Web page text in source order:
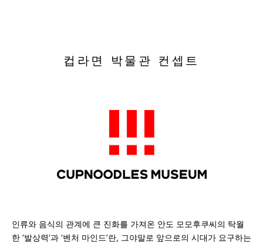
컵라면 박물관 컨셉트
인류와 음식의 관계에 큰 진화를 가져온 안도 모모후쿠씨의 탁월
한 ‘발상력’과 ‘벤처 마인드’란, 그야말로 앞으로의 시대가 요구하는